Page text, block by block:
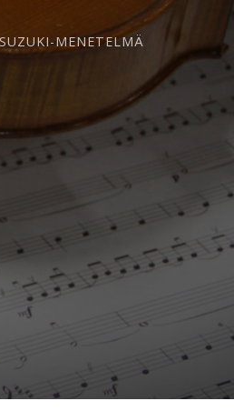
SUZUKI-MENETELMÄ